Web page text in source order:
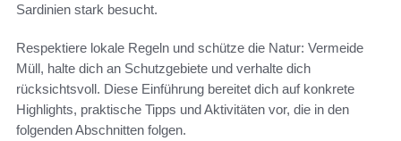
Sardinien stark besucht.
Respektiere lokale Regeln und schütze die Natur: Vermeide
Müll, halte dich an Schutzgebiete und verhalte dich
rücksichtsvoll. Diese Einführung bereitet dich auf konkrete
Highlights, praktische Tipps und Aktivitäten vor, die in den
folgenden Abschnitten folgen.